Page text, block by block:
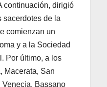
continuación, dirigió
sacerdotes de la
comienzan un
y a la Sociedad
Por último, a los
Macerata, San
Bassano